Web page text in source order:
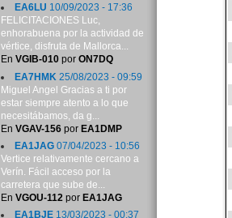
EA6LU 10/09/2023 - 17:36
FELICITACIONES Luc,
enhorabuena por la actividad de
vértice, disfruta de Mallorca...
En VGIB-010por ON7DQ
EA7HMK 25/08/2023 - 09:59
Miguel Angel Gracias a ti por
estar siempre atento a lo que
necesitábamos, da g...
En VGAV-156por EA1DMP
EA1JAG07/04/2023 - 10:56
Vertice relativamente cercano a
Verín. Fácil acceso por la
carretera que sube de...
En VGOU-112por EA1JAG
EA1BJE13/03/2023 - 00:37